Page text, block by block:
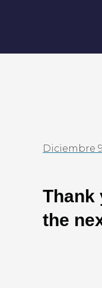
Diciembre
Thank
the